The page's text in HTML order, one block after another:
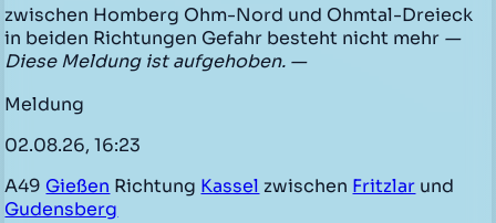
zwischen Homberg Ohm-Nord und Ohmtal-Dreieck
in beiden Richtungen Gefahr besteht nicht mehr —
Diese Meldung ist aufgehoben. —
Meldung
02.08.26, 16:23
A49 Gießen Richtung Kassel zwischen Fritzlar und
Gudensberg